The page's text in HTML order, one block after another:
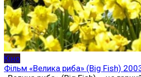
Кіно
Фільм «Велика риба» (Big Fish)